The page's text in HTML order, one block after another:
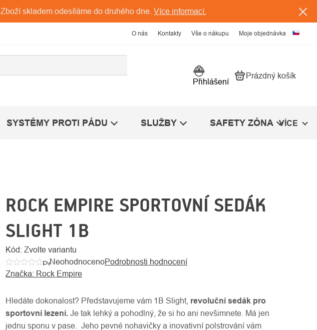
Zboží skladem odesíláme do druhého dne. Více informací.
O nás Kontakty Vše o nákupu Moje objednávka
Přihlášení Nákupní košík
Prázdný košík
SYSTÉMY PROTI PÁDU SLUŽBY SAFETY ZÓNA VÍCE
ROCK EMPIRE SPORTOVNÍ SEDÁK
SLIGHT 1B
Kód: Zvolte variantu
Průměrné
hodnocení
je
0,0
z
NeohodnocenoPodrobnosti hodnocení
Značka: Rock Empire
Hledáte dokonalost? Představujeme vám 1B Slight, revoluční sedák pro
sportovní lezení. Je tak lehký a pohodlný, že si ho ani nevšimnete. Má jen
jednu sponu v pase. Jeho pevné nohavičky a inovativní polstrování vám